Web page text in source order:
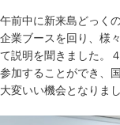
午前中に新来島どっく
企業ブースを回り、様
て説明を聞きました。
参加することができ、
大変いい機会となりまし